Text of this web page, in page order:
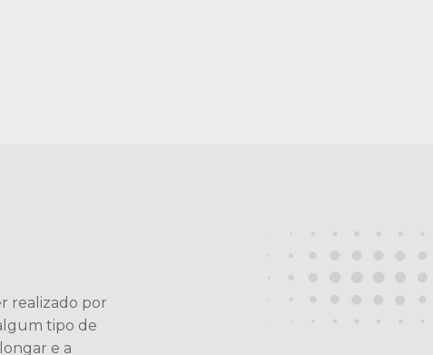
realizado por
tipo de
e a